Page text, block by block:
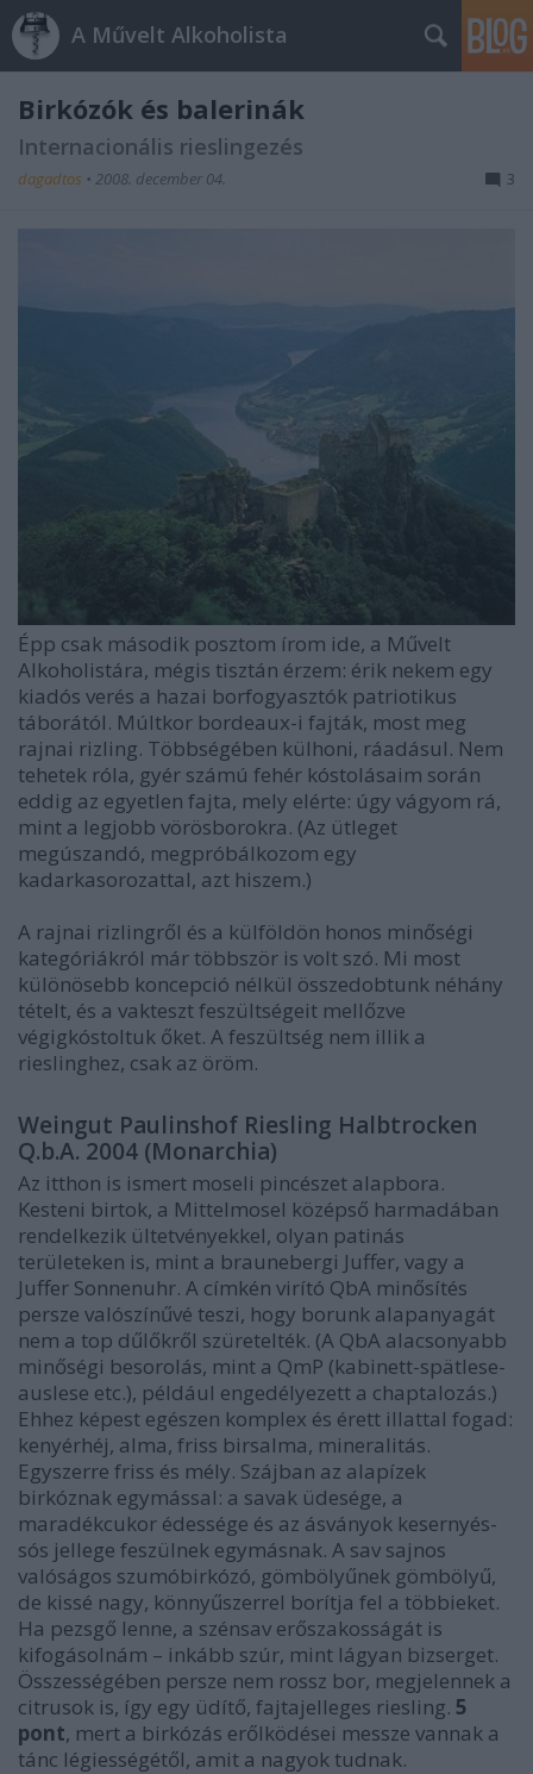
A Művelt Alkoholista
Birkózók és balerinák
Internacionális rieslingezés
dagadtos • 2008. december 04. 3
Épp csak második posztom írom ide, a Művelt
Alkoholistára, mégis tisztán érzem: érik nekem egy
kiadós verés a hazai borfogyasztók patriotikus
táborától. Múltkor bordeaux-i fajták, most meg
rajnai rizling. Többségében külhoni, ráadásul. Nem
tehetek róla, gyér számú fehér kóstolásaim során
eddig az egyetlen fajta, mely elérte: úgy vágyom rá,
mint a legjobb vörösborokra. (Az ütleget
megúszandó, megpróbálkozom egy
kadarkasorozattal, azt hiszem.)
A rajnai rizlingről és a külföldön honos minőségi
kategóriákról már többször is volt szó. Mi most
különösebb koncepció nélkül összedobtunk néhány
tételt, és a vakteszt feszültségeit mellőzve
végigkóstoltuk őket. A feszültség nem illik a
rieslinghez, csak az öröm.
Weingut Paulinshof Riesling Halbtrocken
Q.b.A. 2004 (Monarchia)
Az itthon is ismert moseli pincészet alapbora.
Kesteni birtok, a Mittelmosel középső harmadában
rendelkezik ültetvényekkel, olyan patinás
területeken is, mint a braunebergi Juffer, vagy a
Juffer Sonnenuhr. A címkén virító QbA minősítés
persze valószínűvé teszi, hogy borunk alapanyagát
nem a top dűlőkről szüretelték. (A QbA alacsonyabb
minőségi besorolás, mint a QmP (kabinett-spätlese-
auslese etc.), például engedélyezett a chaptalozás.)
Ehhez képest egészen komplex és érett illattal fogad:
kenyérhéj, alma, friss birsalma, mineralitás.
Egyszerre friss és mély. Szájban az alapízek
birkóznak egymással: a savak üdesége, a
maradékcukor édessége és az ásványok kesernyés-
sós jellege feszülnek egymásnak. A sav sajnos
valóságos szumóbirkózó, gömbölyűnek gömbölyű,
de kissé nagy, könnyűszerrel borítja fel a többieket.
Ha pezsgő lenne, a szénsav erőszakosságát is
kifogásolnám – inkább szúr, mint lágyan bizserget.
Összességében persze nem rossz bor, megjelennek a
citrusok is, így egy üdítő, fajtajelleges riesling. 5
pont, mert a birkózás erőlködései messze vannak a
tánc légiességétől, amit a nagyok tudnak.